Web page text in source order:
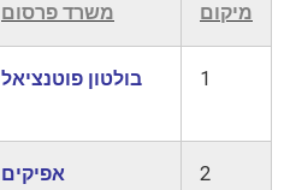
מיקום משרד פרסום
1 בולטון פוטנציאל
2 אפיקים